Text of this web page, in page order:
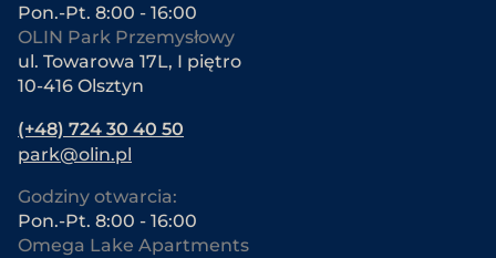
Pon.-Pt. 8:00 - 16:00
OLIN Park Przemysłowy
ul. Towarowa 17L, I piętro
10-416 Olsztyn
(+48) 724 30 40 50
park@olin.pl
Godziny otwarcia:
Pon.-Pt. 8:00 - 16:00
Omega Lake Apartments